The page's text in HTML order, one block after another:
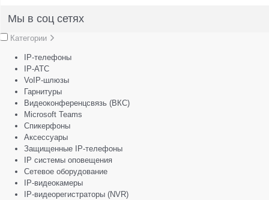
Мы в соц сетях
Категории
IP-телефоны
IP-АТС
VoIP-шлюзы
Гарнитуры
Видеоконференцсвязь (ВКС)
Microsoft Teams
Спикерфоны
Аксессуары
Защищенные IP-телефоны
IP системы оповещения
Сетевое оборудование
IP-видеокамеры
IP-видеорегистраторы (NVR)